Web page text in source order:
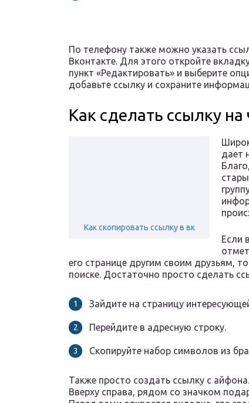
По телефону также можно указать
Вконтакте. Для этого откройте
пункт «Редактировать» и выберите
добавьте ссылку и сохраните
Как сделать ссылку
Как скопировать ссылку в вк
дает
Если
его странице другим своим друзьям,
поиске. Достаточно просто сделать
Зайдите на страницу
Перейдите в адресную строку.
Скопируйте набор символов из
Также просто создать ссылку с
Вверху справа, рядом со значком